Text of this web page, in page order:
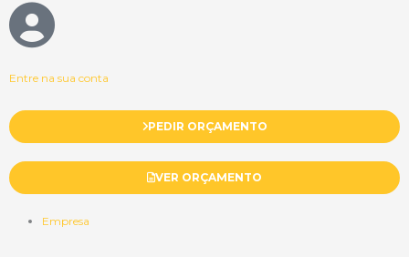
Entre na sua conta
PEDIR ORÇAMENTO
VER ORÇAMENTO
Empresa